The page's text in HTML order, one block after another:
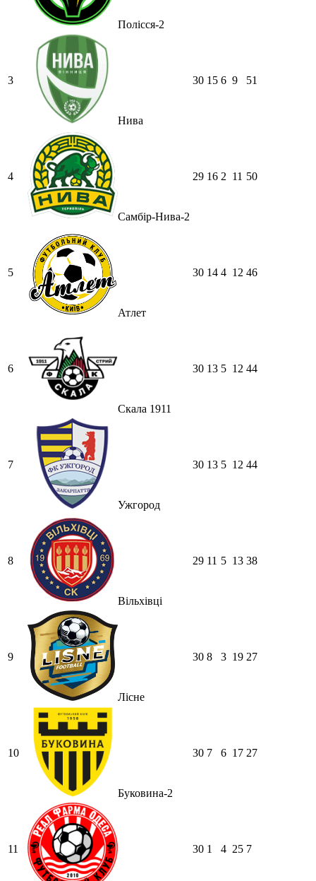
Полісся-2
3
Нива
30 15 6 9 51
4
Самбір-Нива-2
29 16 2 11 50
5
Атлет
30 14 4 12 46
6
Скала 1911
30 13 5 12 44
7
Ужгород
30 13 5 12 44
8
Вільхівці
29 11 5 13 38
9
Лісне
30 8 3 19 27
10
Буковина-2
30 7 6 17 27
11 30 1 4 25 7